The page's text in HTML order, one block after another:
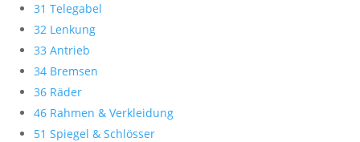
31 Telegabel
32 Lenkung
33 Antrieb
34 Bremsen
36 Räder
46 Rahmen & Verkleidung
51 Spiegel & Schlösser